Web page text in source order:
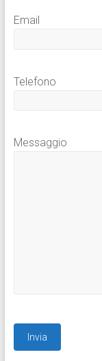
Email
Telefono
Messaggio